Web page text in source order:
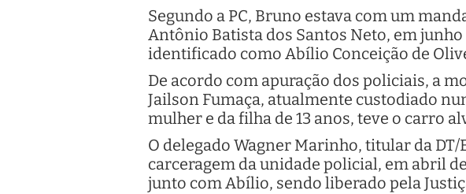
Segundo a PC, Bruno estava com um
Antônio Batista dos Santos Neto, em
identificado como Abílio Conceição de
De acordo com apuração dos policiais, a
Jailson Fumaça, atualmente custodiado
mulher e da filha de 13 anos, teve o carro
O delegado Wagner Marinho, titular da
carceragem da unidade policial, em abril
junto com Abílio, sendo liberado pela